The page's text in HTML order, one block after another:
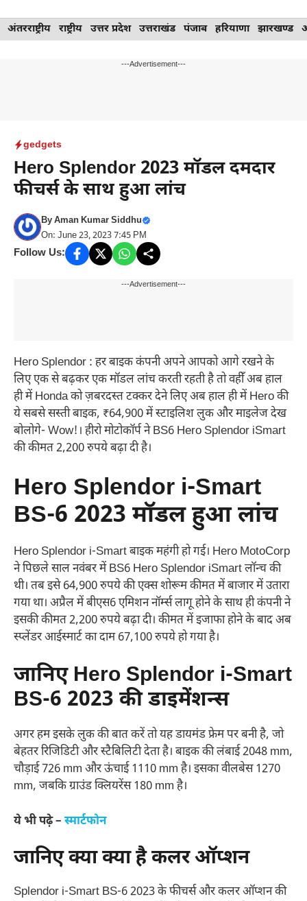
Skip
to
अंतरराष्ट्रीय राष्ट्रीय उत्तर प्रदेश उत्तराखंड पंजाब हरियाणा झारखण्ड
---Advertisement---
gedgets
Hero Splendor 2023 मॉडल दमदार
फीचर्स के साथ हुआ लांच
ByAman Kumar Siddhu
On: June 23, 2023 7:45 PM
Follow Us:
---Advertisement---
Hero Splendor : हर बाइक कंपनी अपने आपको आगे रखने के
लिए एक से बढ़कर एक मॉडल लांच करती रहती है तो वहीँ अब हाल
ही में Honda को ज़बरदस्त टक्कर देने लिए अब हाल ही में Hero की
ये सबसे सस्ती बाइक, ₹64,900 में स्टाइलिश लुक और माइलेज देख
बोलोगे- Wow!। हीरो मोटोकॉर्प ने BS6 Hero Splendor iSmart
की कीमत 2,200 रुपये बढ़ा दी है।
Hero Splendor i-Smart
BS-6 2023 मॉडल हुआ लांच
Hero Splendor i-Smart बाइक महंगी हो गई। Hero MotoCorp
ने पिछले साल नवंबर में BS6 Hero Splendor iSmart लॉन्च की
थी। तब इसे 64,900 रुपये की एक्स शोरूम कीमत में बाजार में उतारा
गया था। अप्रैल में बीएस6 एमिशन नॉर्म्स लागू होने के साथ ही कंपनी ने
इसकी कीमत 2,200 रुपये बढ़ा दी। कीमत में इजाफा होने के बाद अब
स्प्लेंडर आईस्मार्ट का दाम 67,100 रुपये हो गया है।
जानिए Hero Splendor i-Smart
BS-6 2023 की डाइमेंशन्स
अगर हम इसके लुक की बात करें तो यह डायमंड फ्रेम पर बनी है, जो
बेहतर रिजिडिटी और स्टैबिलिटी देता है। बाइक की लंबाई 2048 mm,
चौड़ाई 726 mm और ऊंचाई 1110 mm है। इसका वीलबेस 1270
mm, जबकि ग्राउंड क्लियरेंस 180 mm है।
ये भी पढ़े – स्मार्टफोन
जानिए क्या क्या है कलर ऑप्शन
Splendor i-Smart BS-6 2023 के फीचर्स और कलर ऑप्शन की